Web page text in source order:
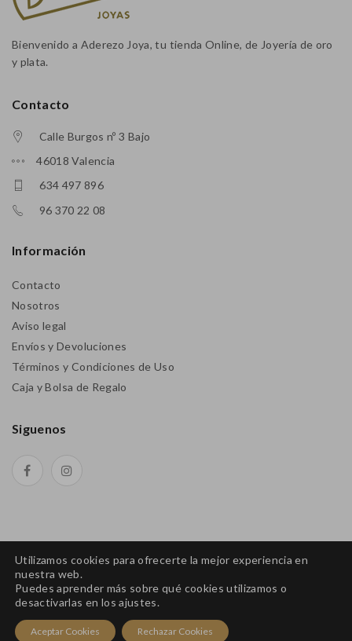
Bienvenido a Aderezo Joya, tu tienda Online, de Joyería de oro
y plata.
Contacto
Calle Burgos nº 3 Bajo
46018 Valencia
634 497 896
96 370 22 08
Información
Contacto
Nosotros
Aviso legal
Envíos y Devoluciones
Términos y Condiciones de Uso
Caja y Bolsa de Regalo
Siguenos
Utilizamos cookies para ofrecerte la mejor experiencia en
nuestra web.
Puedes aprender más sobre qué cookies utilizamos o
desactivarlas en los ajustes.
Aceptar Cookies Rechazar Cookies